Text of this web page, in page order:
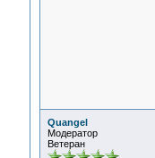
Quangel
Модератор
Ветеран